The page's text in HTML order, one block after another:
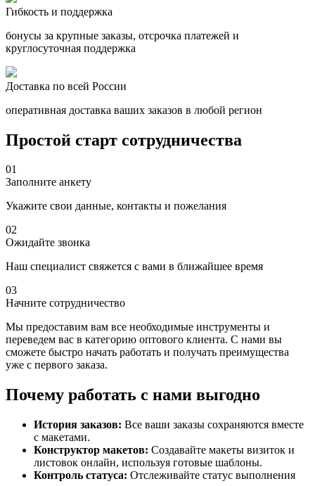
Гибкость и поддержка
бонусы за крупные заказы, отсрочка платежей и
круглосуточная поддержка
Доставка по всей России
оперативная доставка ваших заказов в любой регион
Простой старт сотрудничества
01
Заполните анкету
Укажите свои данные, контакты и пожелания
02
Ожидайте звонка
Наш специалист свяжется с вами в ближайшее время
03
Начните сотрудничество
Мы предоставим вам все необходимые инструменты и
переведем вас в категорию оптового клиента. С нами вы
сможете быстро начать работать и получать преимущества
уже с первого заказа.
Почему работать с нами выгодно
История заказов: Все ваши заказы сохраняются вместе
с макетами.
Конструктор макетов: Создавайте макеты визиток и
листовок онлайн, используя готовые шаблоны.
Контроль статуса: Отслеживайте статус выполнения